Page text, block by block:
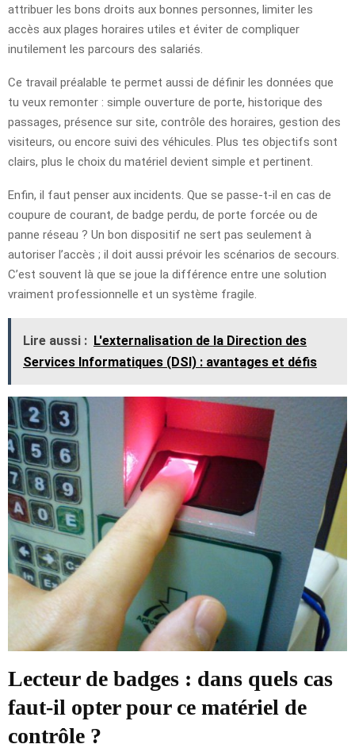
attribuer les bons droits aux bonnes personnes, limiter les
accès aux plages horaires utiles et éviter de compliquer
inutilement les parcours des salariés.
Ce travail préalable te permet aussi de définir les données que
tu veux remonter : simple ouverture de porte, historique des
passages, présence sur site, contrôle des horaires, gestion des
visiteurs, ou encore suivi des véhicules. Plus tes objectifs sont
clairs, plus le choix du matériel devient simple et pertinent.
Enfin, il faut penser aux incidents. Que se passe-t-il en cas de
coupure de courant, de badge perdu, de porte forcée ou de
panne réseau ? Un bon dispositif ne sert pas seulement à
autoriser l’accès ; il doit aussi prévoir les scénarios de secours.
C’est souvent là que se joue la différence entre une solution
vraiment professionnelle et un système fragile.
Lire aussi : L'externalisation de la Direction des
Services Informatiques (DSI) : avantages et défis
Lecteur de badges : dans quels cas
faut-il opter pour ce matériel de
contrôle ?